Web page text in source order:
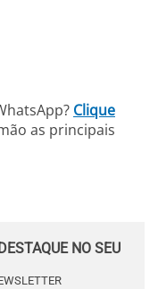
Clique
as principais
NO SEU